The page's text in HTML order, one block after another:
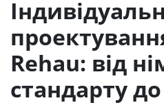
Rehau: від
стандарту до